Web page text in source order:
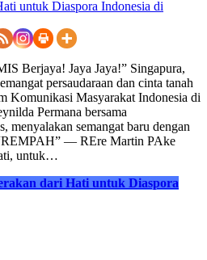
Berjaya! Jaya Jaya!” Singapura,
persaudaraan dan cinta tanah
Komunikasi Masyarakat Indonesia di
Permana bersama
menyalakan semangat baru dengan
— REre Martin PAke
untuk…
dari Hati untuk Diaspora